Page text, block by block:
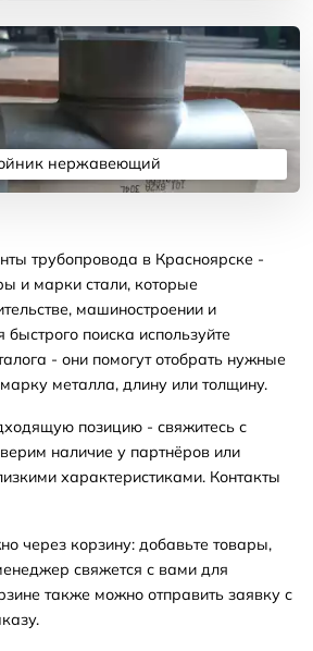
нержавеющий
Подробнее
трубопровода в Красноярске -
и марки стали, которые
машиностроении и
поиска используйте
- они помогут отобрать нужные
металла, длину или толщину.
позицию - свяжитесь с
наличие у партнёров или
характеристиками. Контакты
через корзину: добавьте товары,
свяжется с вами для
также можно отправить заявку с